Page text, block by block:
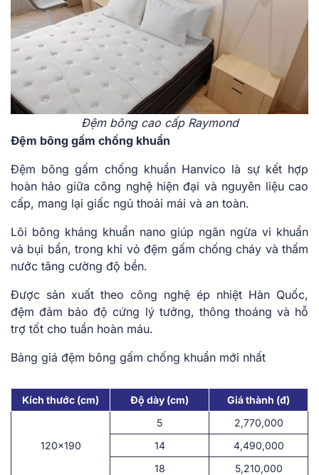
Đệm bông cao cấp Raymond
Đệm bông gấm chống khuẩn
Đệm bông gấm chống khuẩn Hanvico là sự kết hợp
hoàn hảo giữa công nghệ hiện đại và nguyên liệu cao
cấp, mang lại giấc ngủ thoải mái và an toàn.
Lõi bông kháng khuẩn nano giúp ngăn ngừa vi khuẩn
và bụi bẩn, trong khi vỏ đệm gấm chống cháy và thấm
nước tăng cường độ bền.
Được sản xuất theo công nghệ ép nhiệt Hàn Quốc,
đệm đảm bảo độ cứng lý tưởng, thông thoáng và hỗ
trợ tốt cho tuần hoàn máu.
Bảng giá đệm bông gấm chống khuẩn mới nhất
Kích thước (cm) Độ dày (cm) Giá thành (đ)
120×190
5
2,770,000
14
4,490,000
18
5,210,000